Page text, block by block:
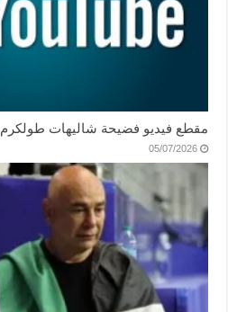
مقطع فيديو فضيحة شاليهات طولكرم
05/07/2026